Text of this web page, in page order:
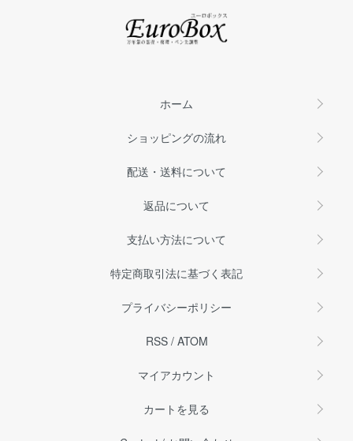
ホーム
ショッピングの流れ
配送・送料について
返品について
支払い方法について
特定商取引法に基づく表記
プライバシーポリシー
RSS/ ATOM
マイアカウント
カートを見る